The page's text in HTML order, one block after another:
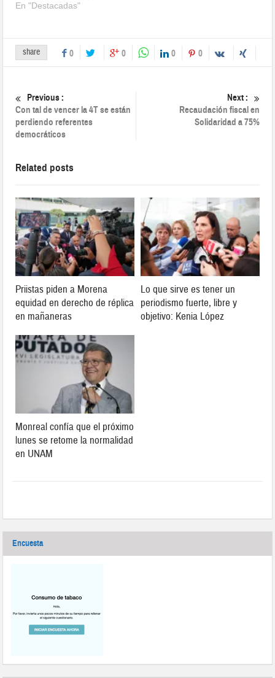
En "Destacadas"
share 0 0 0 0
Previous :
Con tal de vencer la 4T se están
perdiendo referentes
democráticos
Next :
Recaudación fiscal en
Solidaridad a 75%
Related posts
Priistas piden a Morena
equidad en derecho de réplica
en mañaneras
Lo que sirve es tener un
periodismo fuerte, libre y
objetivo: Kenia López
Monreal confía que el próximo
lunes se retome la normalidad
en UNAM
Encuesta